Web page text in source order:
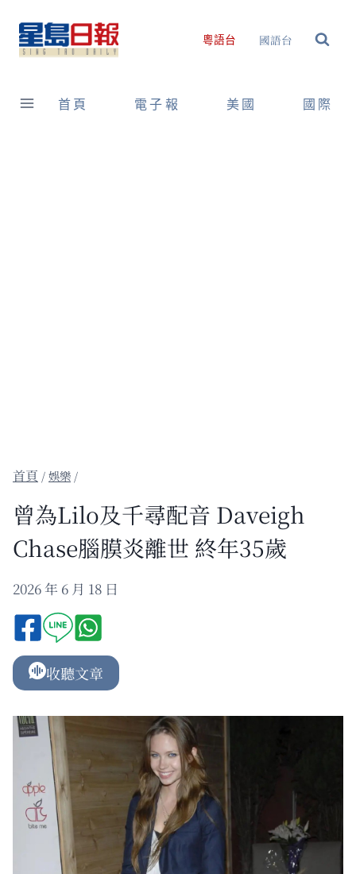
content
粵語台 國語台
首頁 電子報 美國 國際
/娛樂 /
曾為Lilo及千尋配音 Daveigh
Chase腦膜炎離世 終年35歲
2026 年 6 月 18 日
收聽文章